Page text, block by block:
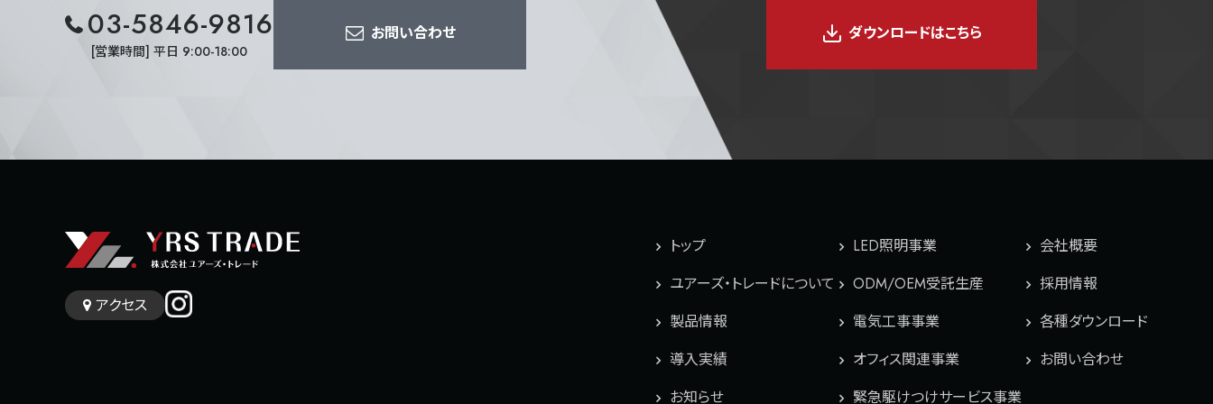
03-5846-9816
[営業時間] 平日 9:00-18:00
お問い合わせ ダウンロードはこちら
アクセス
トップ
ユアーズ・トレードについて
製品情報
導入実績
お知らせ
LED照明事業
ODM/OEM受託生産
電気工事事業
オフィス関連事業
緊急駆けつけサービス事業
会社概要
採用情報
各種ダウンロード
お問い合わせ